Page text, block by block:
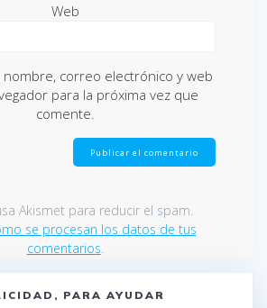
Web
nombre, correo electrónico y web
para la próxima vez que
comente.
Akismet para reducir el spam.
se procesan los datos de tus
comentarios.
PARA AYUDAR